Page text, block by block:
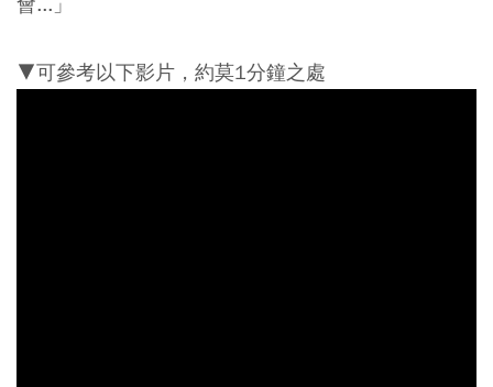
▼可參考以下影片，約莫1分鐘之處